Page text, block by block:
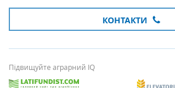
КОНТАКТИ
Підвищуйте аграрний IQ